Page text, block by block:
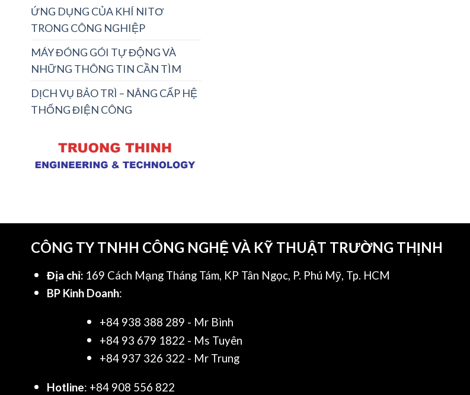
ỨNG DỤNG CỦA KHÍ NITƠ
TRONG CÔNG NGHIỆP
MÁY ĐÓNG GÓI TỰ ĐỘNG VÀ
NHỮNG THÔNG TIN CẦN TÌM
DỊCH VỤ BẢO TRÌ – NÂNG CẤP HỆ
THỐNG ĐIỆN CÔNG
CÔNG TY TNHH CÔNG NGHỆ VÀ KỸ THUẬT TRƯỜNG THỊNH
Địa chỉ: 169 Cách Mạng Tháng Tám, KP Tân Ngọc, P. Phú Mỹ, Tp. HCM
BP Kinh Doanh:
+84 938 388 289 - Mr Bình
+84 93 679 1822 - Ms Tuyên
+84 937 326 322 - Mr Trung
Hotline: +84 908 556 822